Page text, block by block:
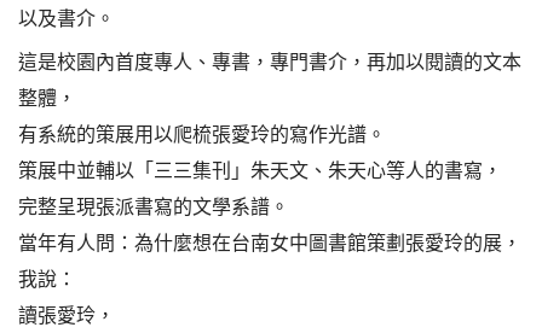
以及書介。
這是校園內首度專人、專書，專門書介，再加以閱讀的文本
整體，
有系統的策展用以爬梳張愛玲的寫作光譜。
策展中並輔以「三三集刊」朱天文、朱天心等人的書寫，
完整呈現張派書寫的文學系譜。
當年有人問：為什麼想在台南女中圖書館策劃張愛玲的展，
我說：
讀張愛玲，